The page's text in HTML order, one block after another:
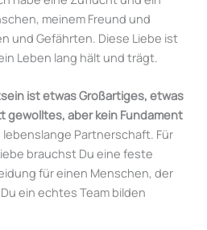
meinem Freund und
und Gefährten. Diese Liebe ist
Leben lang hält und trägt.
ist etwas Großartiges, etwas
gewolltes, aber kein Fundament
lebenslange Partnerschaft. Für
brauchst Du eine feste
für einen Menschen, der
ein echtes Team bilden